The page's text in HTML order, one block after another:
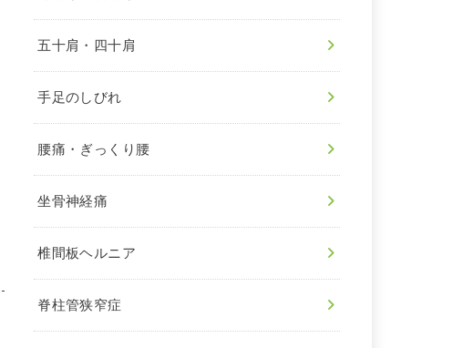
五十肩・四十肩
手足のしびれ
腰痛・ぎっくり腰
坐骨神経痛
椎間板ヘルニア
脊柱管狭窄症